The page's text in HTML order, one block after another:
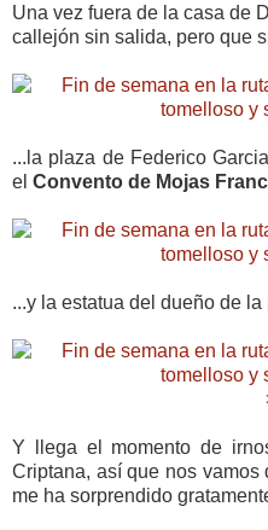
Una vez fuera de la casa de
callejón sin salida, pero que
...la plaza de Federico
el Convento de Mojas
...y la estatua del dueño de la
Y llega el momento de
Criptana, así que nos
me ha sorprendido